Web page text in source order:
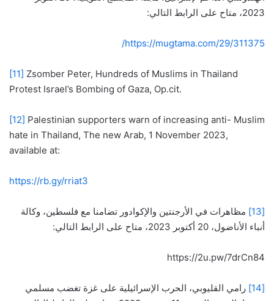
2023، متاح على الرابط التالي:
https://mugtama.com/29/311375/
[11] Zsomber Peter, Hundreds of Muslims in Thailand
Protest Israel’s Bombing of Gaza, Op.cit.
[12] Palestinian supporters warn of increasing anti- Muslim
hate in Thailand, The new Arab, 1 November 2023,
available at:
https://rb.gy/rriat3
[13]
مظاهرات في الأرجنتين والإكوادور تضامنا مع فلسطين، وكالة
أنباء الأناضول، 20 أكتوبر 2023، متاح على الرابط التالي:
https://2u.pw/7drCn84
[14]
رامي القليوبي، الحرب الإسرائيلية على غزة تغضب مسلمي